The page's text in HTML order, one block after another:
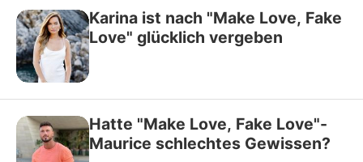
Karina ist nach "Make Love, Fake
Love" glücklich vergeben
Hatte "Make Love, Fake Love"-
Maurice schlechtes Gewissen?